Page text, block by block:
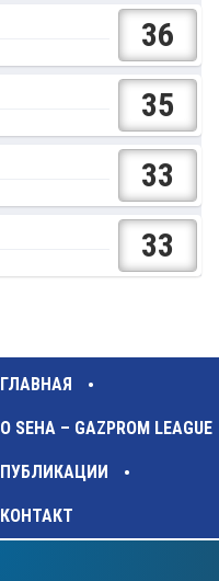
36
35
33
33
ГЛАВНАЯ
О SEHA – GAZPROM LEAGUE
ПУБЛИКАЦИИ
КОНТАКТ